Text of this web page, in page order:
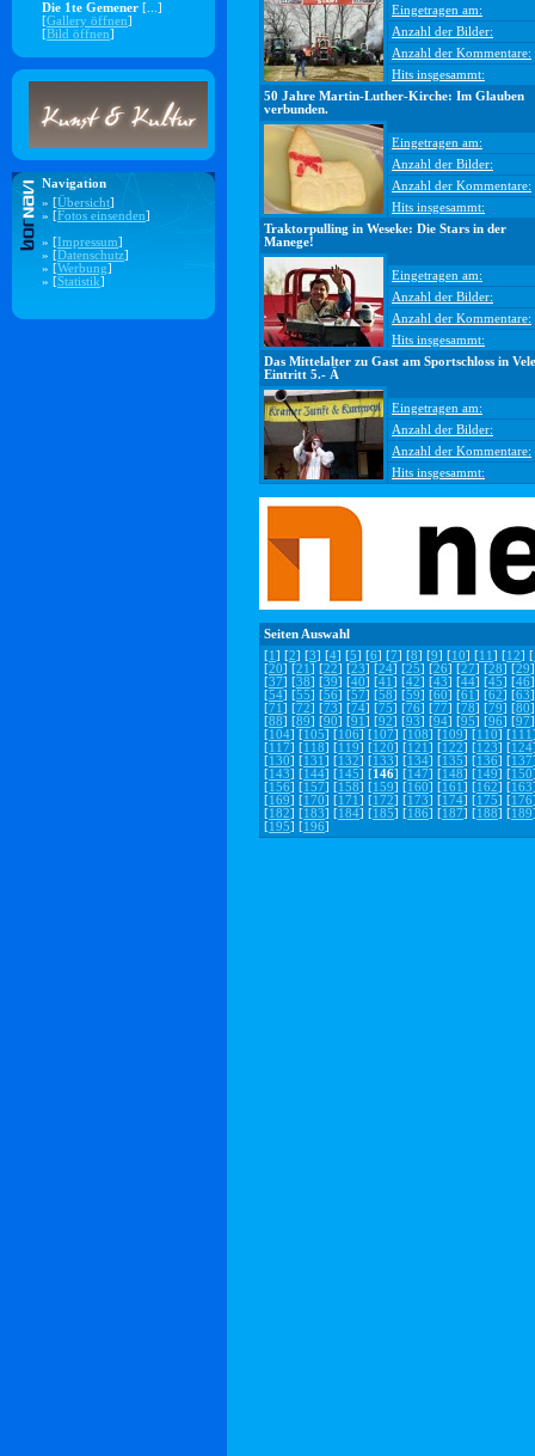
Die 1te Gemener [...]
[Gallery öffnen]
[Bild öffnen]
Navigation
» [Übersicht]
» [Fotos einsenden]
» [Impressum]
» [Datenschutz]
» [Werbung]
» [Statistik]
Eingetragen am:
Anzahl der Bilder:
Anzahl der Kommentare:
Hits insgesammt:
50 Jahre Martin-Luther-Kirche: Im Glauben
verbunden.
Eingetragen am:
Anzahl der Bilder:
Anzahl der Kommentare:
Hits insgesammt:
Traktorpulling in Weseke: Die Stars in der
Manege!
Eingetragen am:
Anzahl der Bilder:
Anzahl der Kommentare:
Hits insgesammt:
Das Mittelalter zu Gast am Sportschloss in
Eintritt 5.- Ä
Eingetragen am:
Anzahl der Bilder:
Anzahl der Kommentare:
Hits insgesammt:
Seiten Auswahl
[1 ] [2] [3] [4] [5] [6] [7] [8] [9] [10] [11 ] [12] [
[20] [21 ] [22] [23] [24] [25] [26] [27] [28] [29
[37] [38] [39] [40] [41 ] [42] [43] [44] [45] [46
[54] [55] [56] [57] [58] [59] [60] [61 ] [62] [63
[71 ] [72] [73] [74] [75] [76] [77] [78] [79] [80
[88] [89] [90] [91 ] [92] [93] [94] [95] [96] [97
[104] [105] [106] [107] [108] [109] [110] [111
[117] [118] [119] [120] [121 ] [122] [123] [124
[130] [131 ] [132] [133] [134] [135] [136] [137
[143] [144] [145] [146] [147] [148] [149] [150
[156] [157] [158] [159] [160] [161 ] [162] [163
[169] [170] [171 ] [172] [173] [174] [175] [176
[182] [183] [184] [185] [186] [187] [188] [189
[195] [196]